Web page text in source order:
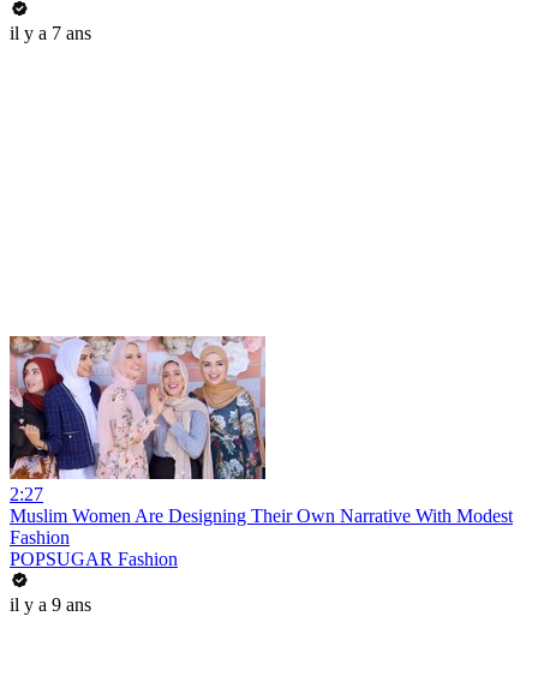
il y a 7 ans
2:27
Muslim Women Are Designing Their Own Narrative With Modest
Fashion
POPSUGAR Fashion
il y a 9 ans